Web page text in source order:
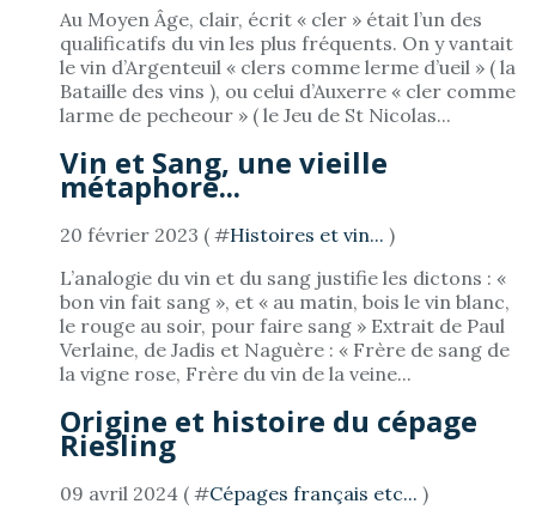
Au Moyen Âge, clair, écrit « cler » était l’un des
qualificatifs du vin les plus fréquents. On y vantait
le vin d’Argenteuil « clers comme lerme d’ueil » ( la
Bataille des vins ), ou celui d’Auxerre « cler comme
larme de pecheour » ( le Jeu de St Nicolas...
Vin et Sang, une vieille
métaphore...
20 février 2023 ( #Histoires et vin... )
L’analogie du vin et du sang justifie les dictons : «
bon vin fait sang », et « au matin, bois le vin blanc,
le rouge au soir, pour faire sang » Extrait de Paul
Verlaine, de Jadis et Naguère : « Frère de sang de
la vigne rose, Frère du vin de la veine...
Origine et histoire du cépage
Riesling
09 avril 2024 ( #Cépages français etc... )